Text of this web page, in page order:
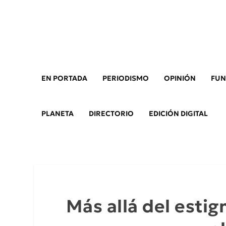
EN PORTADA PERIODISMO OPINIÓN
PLANETA DIRECTORIO EDICIÓN DIGITAL
Más allá del